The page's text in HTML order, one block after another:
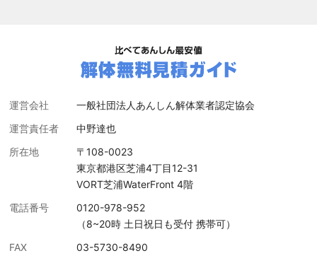
運営会社
一般社団法人あんしん解体業者認定協会
運営責任者
中野達也
所在地
〒108-0023
東京都港区芝浦4丁目12-31
VORT芝浦WaterFront 4階
電話番号
0120-978-952
（8~20時 土日祝日も受付 携帯可）
FAX
03-5730-8490